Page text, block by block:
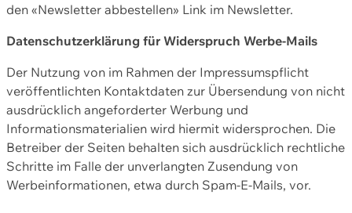
den «Newsletter abbestellen» Link im Newsletter.
Datenschutzerklärung für Widerspruch Werbe-Mails
Der Nutzung von im Rahmen der Impressumspflicht
veröffentlichten Kontaktdaten zur Übersendung von nicht
ausdrücklich angeforderter Werbung und
Informationsmaterialien wird hiermit widersprochen. Die
Betreiber der Seiten behalten sich ausdrücklich rechtliche
Schritte im Falle der unverlangten Zusendung von
Werbeinformationen, etwa durch Spam-E-Mails, vor.